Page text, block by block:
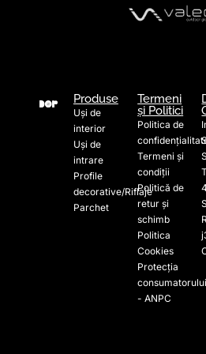
Produse
Uși de
interior
Uși de
intrare
Profile
decorative/Riflaje
Parchet
Termeni
și Politici
Politica de
Termeni și
condiții
Politică de
retur și
schimb
Politica
Cookies
Protecția
consumatorului
- ANPC